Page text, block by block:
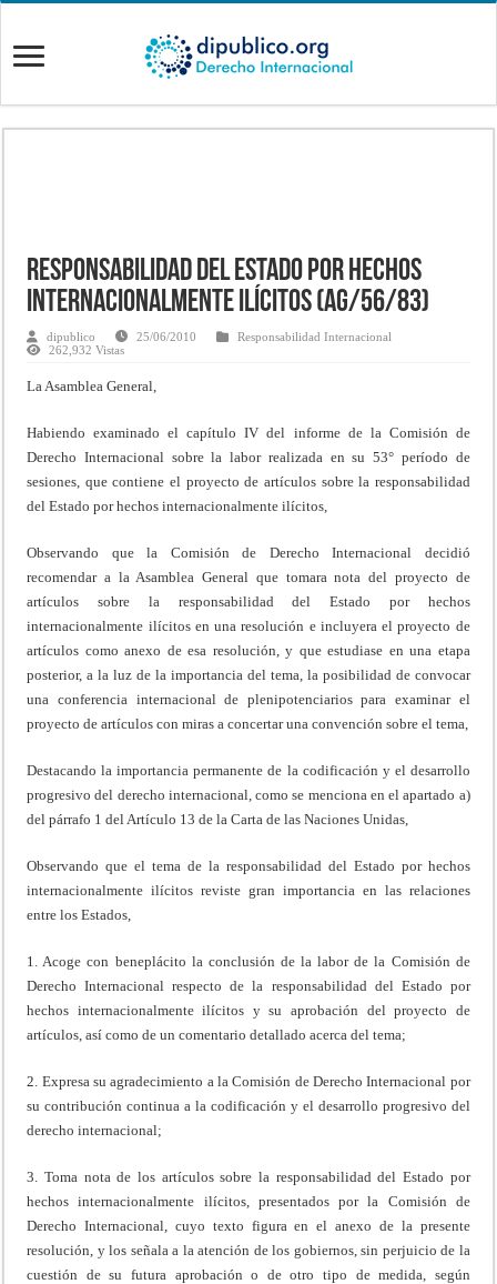
Responsabilidad del Estado por hechos
internacionalmente ilícitos (AG/56/83)
dipublico 25/06/2010
Responsabilidad Internacional
262,932 Vistas
La Asamblea General,
Habiendo examinado el capítulo IV del informe de la Comisión de
Derecho Internacional sobre la labor realizada en su 53° período de
sesiones, que contiene el proyecto de artículos sobre la responsabilidad
del Estado por hechos internacionalmente ilícitos,
Observando que la Comisión de Derecho Internacional decidió
recomendar a la Asamblea General que tomara nota del proyecto de
artículos sobre la responsabilidad del Estado por hechos
internacionalmente ilícitos en una resolución e incluyera el proyecto de
artículos como anexo de esa resolución, y que estudiase en una etapa
posterior, a la luz de la importancia del tema, la posibilidad de convocar
una conferencia internacional de plenipotenciarios para examinar el
proyecto de artículos con miras a concertar una convención sobre el tema,
Destacando la importancia permanente de la codificación y el desarrollo
progresivo del derecho internacional, como se menciona en el apartado a)
del párrafo 1 del Artículo 13 de la Carta de las Naciones Unidas,
Observando que el tema de la responsabilidad del Estado por hechos
internacionalmente ilícitos reviste gran importancia en las relaciones
entre los Estados,
1. Acoge con beneplácito la conclusión de la labor de la Comisión de
Derecho Internacional respecto de la responsabilidad del Estado por
hechos internacionalmente ilícitos y su aprobación del proyecto de
artículos, así como de un comentario detallado acerca del tema;
2. Expresa su agradecimiento a la Comisión de Derecho Internacional por
su contribución continua a la codificación y el desarrollo progresivo del
derecho internacional;
3. Toma nota de los artículos sobre la responsabilidad del Estado por
hechos internacionalmente ilícitos, presentados por la Comisión de
Derecho Internacional, cuyo texto figura en el anexo de la presente
resolución, y los señala a la atención de los gobiernos, sin perjuicio de la
cuestión de su futura aprobación o de otro tipo de medida, según